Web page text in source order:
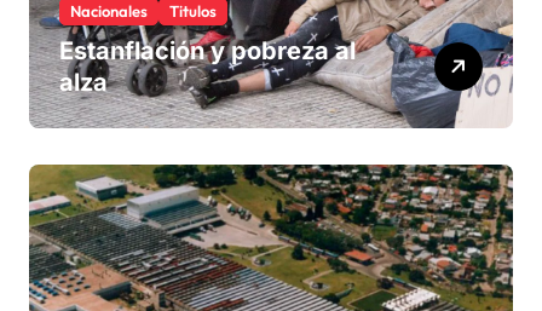
Nacionales Titulos
Estanflación y pobreza al
alza